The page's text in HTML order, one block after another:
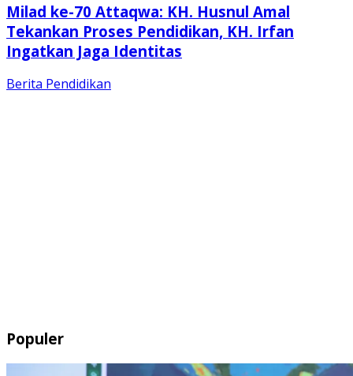
Milad ke-70 Attaqwa: KH. Husnul Amal
Tekankan Proses Pendidikan, KH. Irfan
Ingatkan Jaga Identitas
Berita Pendidikan
Populer